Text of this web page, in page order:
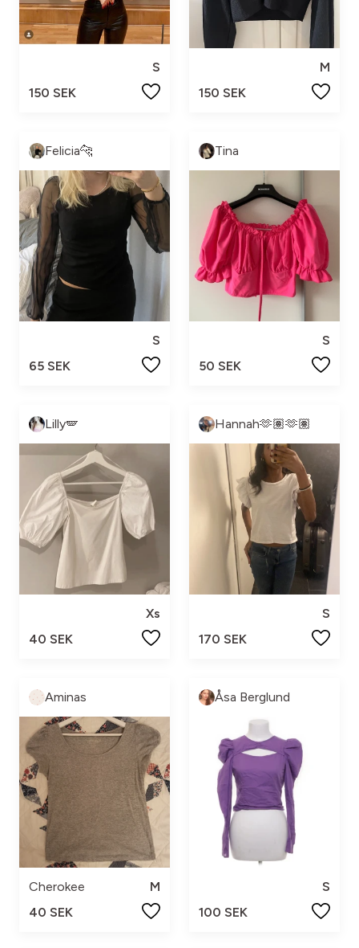
S
150 SEK
M
150 SEK
Felicia🐆
S
65 SEK
Tina
S
50 SEK
Lilly🪽
Xs
40 SEK
Hannah🫶🏽🫶🏽
S
170 SEK
Aminas
Cherokee
M
40 SEK
Åsa Berglund
S
100 SEK